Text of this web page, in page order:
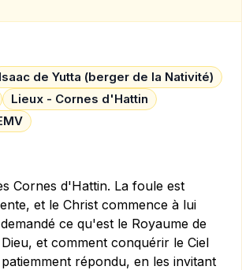
Isaac de Yutta (berger de la Nativité)
Lieux - Cornes d'Hattin
Cornes d'Hattin. La foule est
et le Christ commence à lui
ce qu'est le Royaume de
et comment conquérir le Ciel
répondu, en les invitant